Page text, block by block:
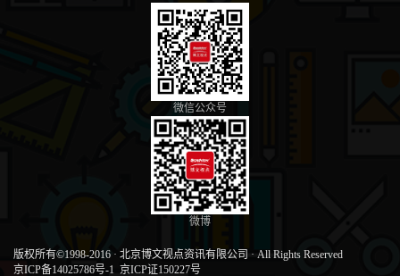
微信公众号
微博
版权所有©1998-2016 · 北京博文视点资讯有限公司 · All Rights Reserved
京ICP备14025786号-1 京ICP证150227号